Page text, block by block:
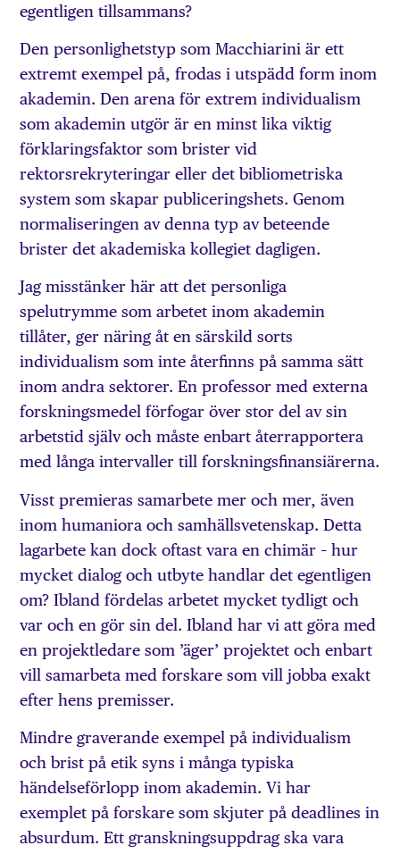
egentligen tillsammans?
Den personlighetstyp som Macchiarini är ett
extremt exempel på, frodas i utspädd form inom
akademin. Den arena för extrem individualism
som akademin utgör är en minst lika viktig
förklaringsfaktor som brister vid
rektorsrekryteringar eller det bibliometriska
system som skapar publiceringshets. Genom
normaliseringen av denna typ av beteende
brister det akademiska kollegiet dagligen.
Jag misstänker här att det personliga
spelutrymme som arbetet inom akademin
tillåter, ger näring åt en särskild sorts
individualism som inte återfinns på samma sätt
inom andra sektorer. En professor med externa
forskningsmedel förfogar över stor del av sin
arbetstid själv och måste enbart återrapportera
med långa intervaller till forsknings­finansiärerna.
Visst premieras samarbete mer och mer, även
inom humaniora och samhällsvetenskap. Detta
lagarbete kan dock oftast vara en chimär – hur
mycket dialog och utbyte handlar det egentligen
om? Ibland fördelas arbetet mycket tydligt och
var och en gör sin del. Ibland har vi att göra med
en projektledare som ’äger’ projektet och enbart
vill samarbeta med forskare som vill jobba exakt
efter hens premisser.
Mindre graverande exempel på individualism
och brist på etik syns i många typiska
händelseförlopp inom akademin. Vi har
exemplet på forskare som skjuter på deadlines in
absurdum. Ett granskningsuppdrag ska vara